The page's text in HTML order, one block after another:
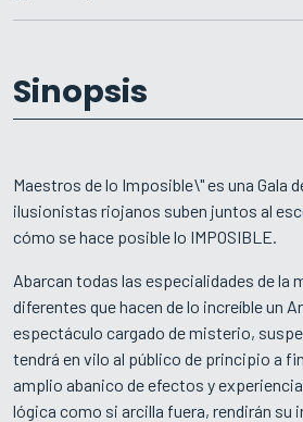
Sinopsis
Maestros de lo Imposible\" es una Gala
ilusionistas riojanos suben juntos al
cómo se hace posible lo IMPOSIBLE.
Abarcan todas las especialidades de la
diferentes que hacen de lo increíble un
espectáculo cargado de misterio,
tendrá en vilo al público de principio a
amplio abanico de efectos y
lógica como si arcilla fuera, rendirán su